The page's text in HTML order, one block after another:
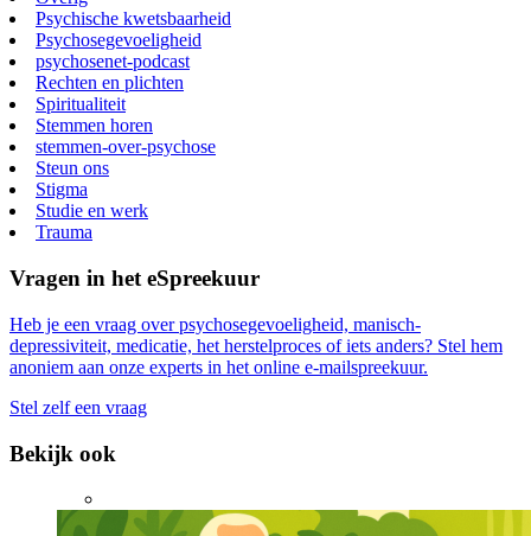
Psychische kwetsbaarheid
Psychosegevoeligheid
psychosenet-podcast
Rechten en plichten
Spiritualiteit
Stemmen horen
stemmen-over-psychose
Steun ons
Stigma
Studie en werk
Trauma
Vragen in het eSpreekuur
Heb je een vraag over psychosegevoeligheid, manisch-
depressiviteit, medicatie, het herstelproces of iets anders? Stel hem
anoniem aan onze experts in het online e-mailspreekuur.
Stel zelf een vraag
Bekijk ook